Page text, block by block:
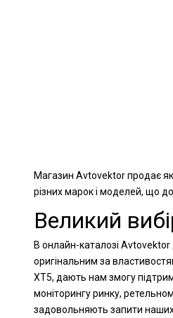
Магазин Avtovektor продає
різних марок і моделей, що
Великий
В онлайн-каталозі Avtovektor
оригінальним за
XT5, дають нам змогу
моніторингу ринку,
задовольняють запити наших